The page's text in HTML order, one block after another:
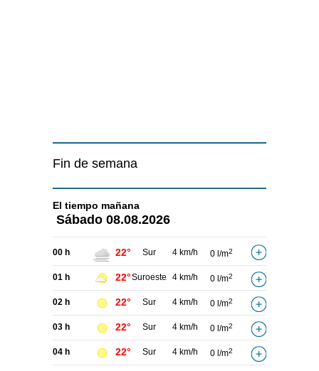
Fin de semana
El tiempo mañana
Sábado 08.08.2026
00 h 22° Sur 4 km/h 0 l/m2
01 h 22°Suroeste 4 km/h 0 l/m2
02 h 22° Sur 4 km/h 0 l/m2
03 h 22° Sur 4 km/h 0 l/m2
04 h 22° Sur 4 km/h 0 l/m2